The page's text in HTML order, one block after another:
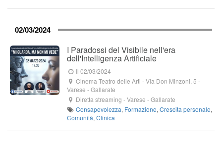
02/03/2024
I Paradossi del Visibile nell'era
dell'Intelligenza Artificiale
Il 02/03/2024
Cinema Teatro delle Arti -Via Don Minzoni, 5 -
Varese -Gallarate
Diretta streaming - Varese -Gallarate
Consapevolezza, Formazione,Crescita personale,
Comunità, Clinica